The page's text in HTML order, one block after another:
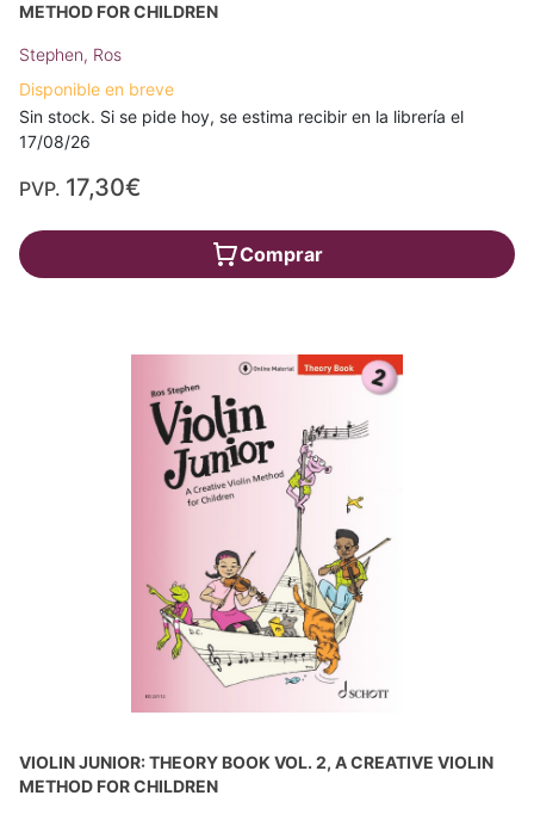
METHOD FOR CHILDREN
Stephen, Ros
Disponible en breve
Sin stock. Si se pide hoy, se estima recibir en la librería el
17/08/26
PVP. 17,30€
Comprar
VIOLIN JUNIOR: THEORY BOOK VOL. 2, A CREATIVE VIOLIN
METHOD FOR CHILDREN